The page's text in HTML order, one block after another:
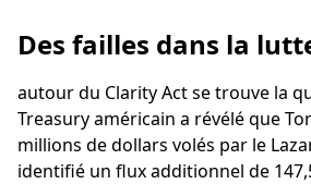
Des failles dans la
autour du Clarity Act se trouve la
Treasury américain a révélé que
millions de dollars volés par le
identifié un flux additionnel de